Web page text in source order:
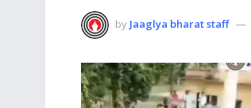
by Jaaglya bharat staff